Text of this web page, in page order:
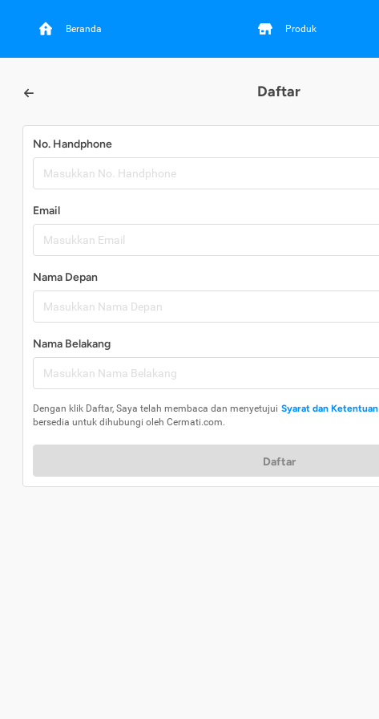
Beranda Produk
Daftar
No. Handphone
Email
Nama Depan
Nama Belakang
Dengan klik Daftar, Saya telah membaca dan menyetujui Syarat dan Ketentuan
bersedia untuk dihubungi oleh Cermati.com.
Daftar